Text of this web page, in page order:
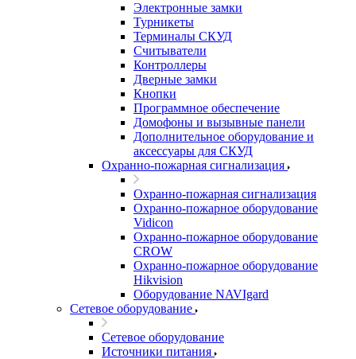
Электронные замки
Турникеты
Терминалы СКУД
Считыватели
Контроллеры
Дверные замки
Кнопки
Программное обеспечение
Домофоны и вызывные панели
Дополнительное оборудование и
аксессуары для СКУД
Охранно-пожарная сигнализация
Охранно-пожарная сигнализация
Охранно-пожарное оборудование
Vidicon
Охранно-пожарное оборудование
CROW
Охранно-пожарное оборудование
Hikvision
Оборудование NAVIgard
Сетевое оборудование
Сетевое оборудование
Источники питания